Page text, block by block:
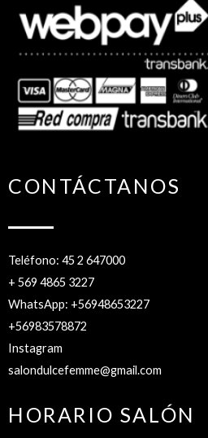
CONTÁCTANOS
Teléfono: 45 2 647000
+ 569 4865 3227
WhatsApp: +56948653227
+56983578872
Instagram
salondulcefemme@gmail.com
HORARIO SALÓN